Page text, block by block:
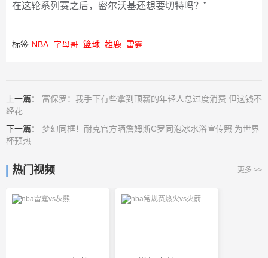
在这轮系列赛之后，密尔沃基还想要切特吗？”
标签 NBA 字母哥 篮球 雄鹿 雷霆
上一篇： 富保罗：我手下有些拿到顶薪的年轻人总过度消费 但这钱不
经花
下一篇： 梦幻同框！耐克官方晒詹姆斯C罗同泡冰水浴宣传照 为世界
杯预热
热门视频 更多 >>